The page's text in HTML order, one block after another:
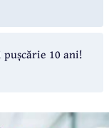
10 ani!